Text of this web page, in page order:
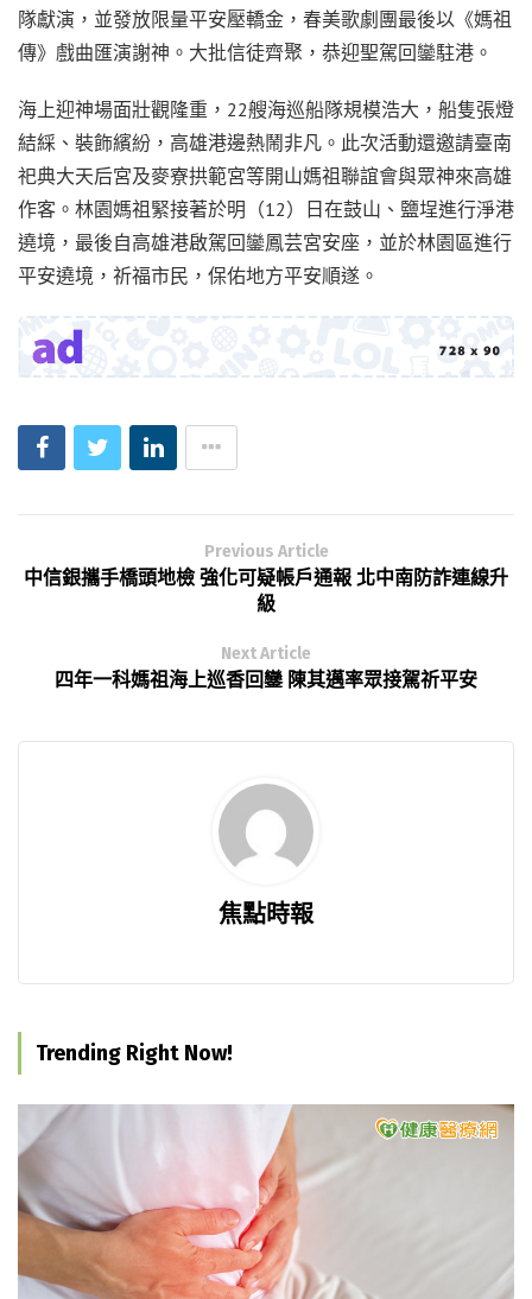
隊獻演，並發放限量平安壓轎金，春美歌劇團最後以《媽祖
傳》戲曲匯演謝神。大批信徒齊聚，恭迎聖駕回鑾駐港。
海上迎神場面壯觀隆重，22艘海巡船隊規模浩大，船隻張燈
結綵、裝飾繽紛，高雄港邊熱鬧非凡。此次活動還邀請臺南
祀典大天后宮及麥寮拱範宮等開山媽祖聯誼會與眾神來高雄
作客。林園媽祖緊接著於明（12）日在鼓山、鹽埕進行淨港
遶境，最後自高雄港啟駕回鑾鳳芸宮安座，並於林園區進行
平安遶境，祈福市民，保佑地方平安順遂。
Previous Article
中信銀攜手橋頭地檢 強化可疑帳戶通報 北中南防詐連線升
級
Next Article
四年一科媽祖海上巡香回鑾 陳其邁率眾接駕祈平安
焦點時報
Trending Right Now!